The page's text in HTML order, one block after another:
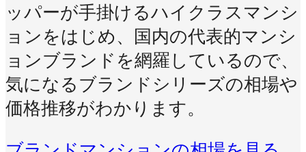
ッパーが手掛けるハイクラスマンシ
ョンをはじめ、国内の代表的マンシ
ョンブランドを網羅しているので、
気になるブランドシリーズの相場や
価格推移がわかります。